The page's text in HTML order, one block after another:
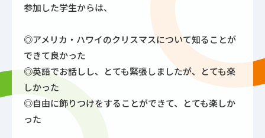
参加した学生からは、
◎アメリカ・ハワイのクリスマスについて知ることが
できて良かった
◎英語でお話しし、とても緊張しましたが、とても楽
しかった
◎自由に飾りつけをすることができて、とても楽しか
った